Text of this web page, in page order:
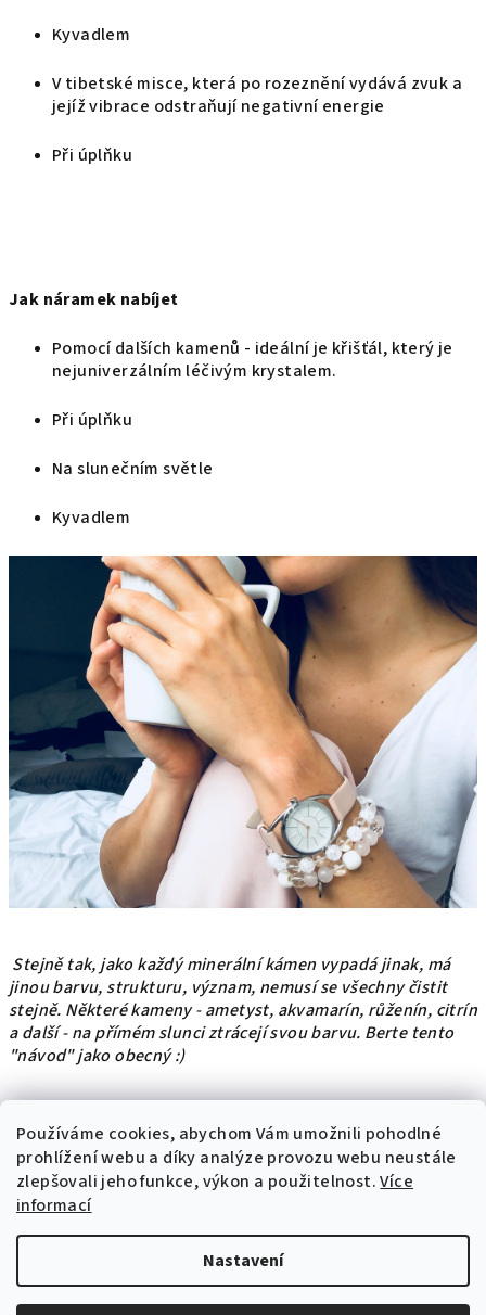
Používáme cookies, abychom Vám umožnili pohodlné
prohlížení webu a díky analýze provozu webu neustále
zlepšovali jeho funkce, výkon a použitelnost.Více
informací
Nastavení
Kyvadlem
V tibetské misce, která po rozeznění vydává zvuk a
jejíž vibrace odstraňují negativní energie
Při úplňku
Jak náramek nabíjet
Pomocí dalších kamenů - ideální je křišťál, který je
nejuniverzálním léčivým krystalem.
Při úplňku
Na slunečním světle
Kyvadlem
Stejně tak, jako každý minerální kámen vypadá jinak, má
jinou barvu, strukturu, význam, nemusí se všechny čistit
stejně. Některé kameny - ametyst, akvamarín, růženín, citrín
a další - na přímém slunci ztrácejí svou barvu. Berte tento
"návod" jako obecný :)
Předchozí článek Další článek
Všeobecné obchodní podmínky
Vrácení zboží
Kontakt E-mail: vozdekovaj@gmail.com